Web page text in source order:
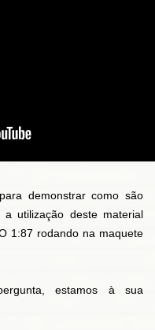
demonstrar como são
utilização deste material
1:87 rodando na maquete
estamos à sua